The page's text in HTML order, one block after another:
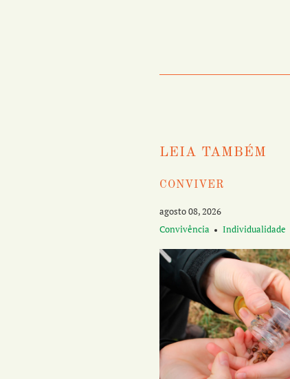
LEIA TAMBÉM
CONVIVER
agosto 08, 2026
Convivência
Individualidade